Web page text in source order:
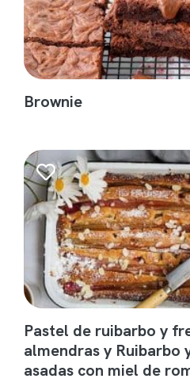
Brownie
Pastel de ruibarbo y
almendras y Ruibarbo
asadas con miel de